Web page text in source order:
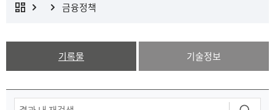
금융정책
기록물 기술정보